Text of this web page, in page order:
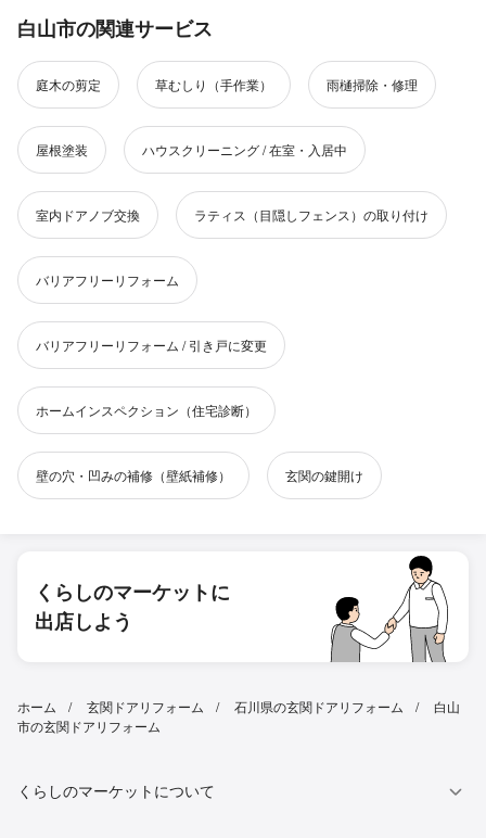
白山市の関連サービス
庭木の剪定 草むしり（手作業） 雨樋掃除・修理
屋根塗装 ハウスクリーニング / 在室・入居中
室内ドアノブ交換 ラティス（目隠しフェンス）の取り付け
バリアフリーリフォーム
バリアフリーリフォーム / 引き戸に変更
ホームインスペクション（住宅診断）
壁の穴・凹みの補修（壁紙補修） 玄関の鍵開け
くらしのマーケットに
出店しよう
ホーム 玄関ドアリフォーム 石川県の玄関ドアリフォーム
白山
市の玄関ドアリフォーム
くらしのマーケットについて